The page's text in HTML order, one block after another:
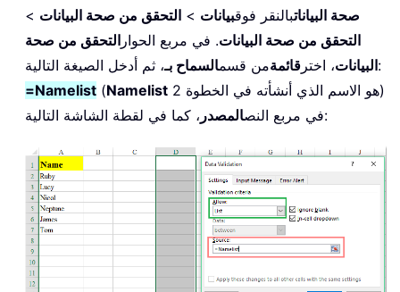
صحة البياناتبالنقر فوقبيانات > التحقق من صحة البيانات >
التحقق من صحة البيانات. في مربع الحوار التحقق من صحة
البيانات، اختر قائمةمن قسمالسماح بـ
، ثم أدخل الصيغة التالية:
=Namelist (Namelist
في مربع النصالمصدر ، كما في لقطة الشاشة التالية: